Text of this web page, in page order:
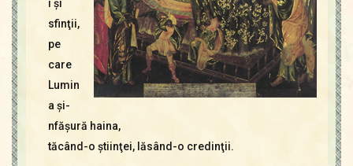
i şi
sfinţii,
pe
care
Lumin
a şi-
nfăşură haina,
tăcând-o ştiinţei, lăsând-o credinţii.